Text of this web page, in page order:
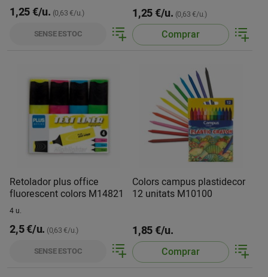
1,25 €/u. (0,63 €/u.)
SENSE ESTOC
1,25 €/u. (0,63 €/u.)
Comprar
Retolador plus office
fluorescent colors M14821
4 u.
2,5 €/u. (0,63 €/u.)
SENSE ESTOC
Colors campus plastidecor
12 unitats M10100
1,85 €/u.
Comprar